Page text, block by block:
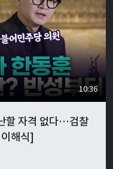
10:36
할 자격 없다…검찰
해식]